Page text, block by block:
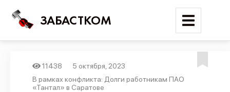
ЗАБАСТКОМ
Войти
11438
5 октября, 2023
В рамках конфликта: Долги работникам ПАО
«Тантал» в Саратове